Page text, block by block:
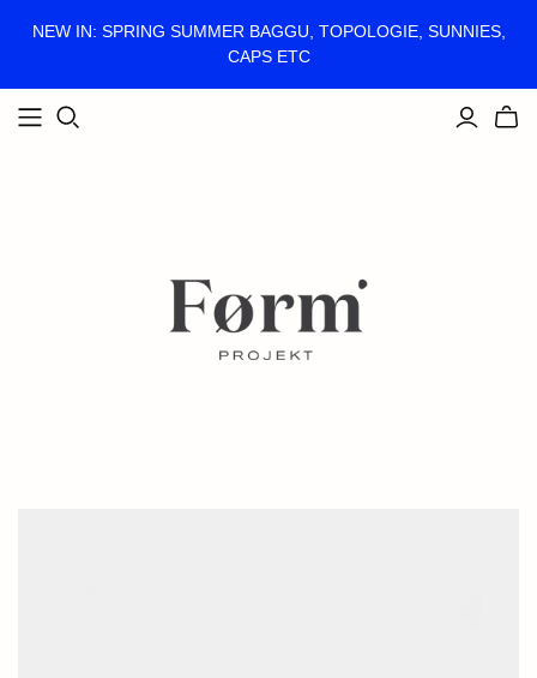
NEW IN: SPRING SUMMER BAGGU, TOPOLOGIE, SUNNIES,
CAPS ETC